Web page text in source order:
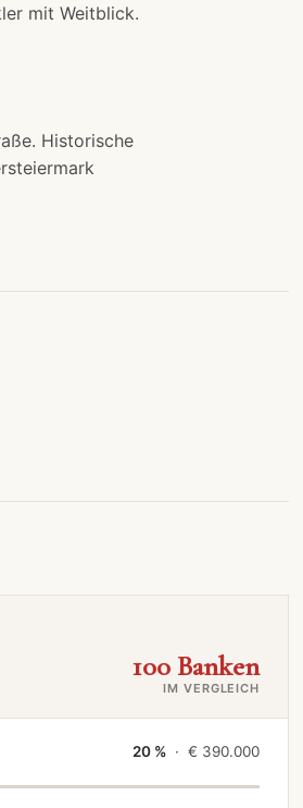
mit Weitblick.
Historische
100 Banken
IM VERGLEICH
20 % · € 390.000